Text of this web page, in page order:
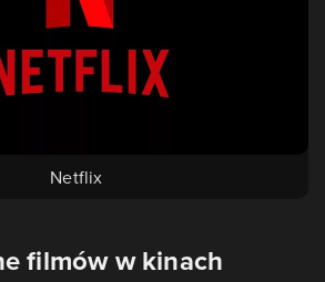
Netflix
filmów w kinach